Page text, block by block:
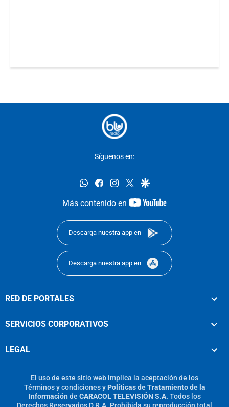
Síguenos en:
whatsappfacebookinstagram
twittergoogle
Más contenido en
youtube-
Descarga nuestra app en
Descarga nuestra app en
RED DE PORTALES
SERVICIOS CORPORATIVOS
LEGAL
El uso de este sitio web implica la aceptación de los
Términos y condicionesy Políticas de Tratamiento de la
Información de CARACOL TELEVISIÓN S.A. Todos los